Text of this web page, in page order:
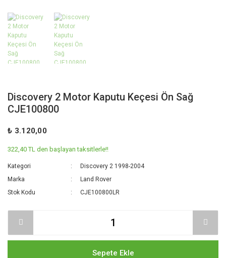
Discovery 2 Motor Kaputu Keçesi Ön Sağ
CJE100800
₺ 3.120,00
322,40 TL den başlayan taksitlerle!!
Kategori
Discovery 2 1998-2004
Marka
Land Rover
Stok Kodu
CJE100800LR
Sepete Ekle